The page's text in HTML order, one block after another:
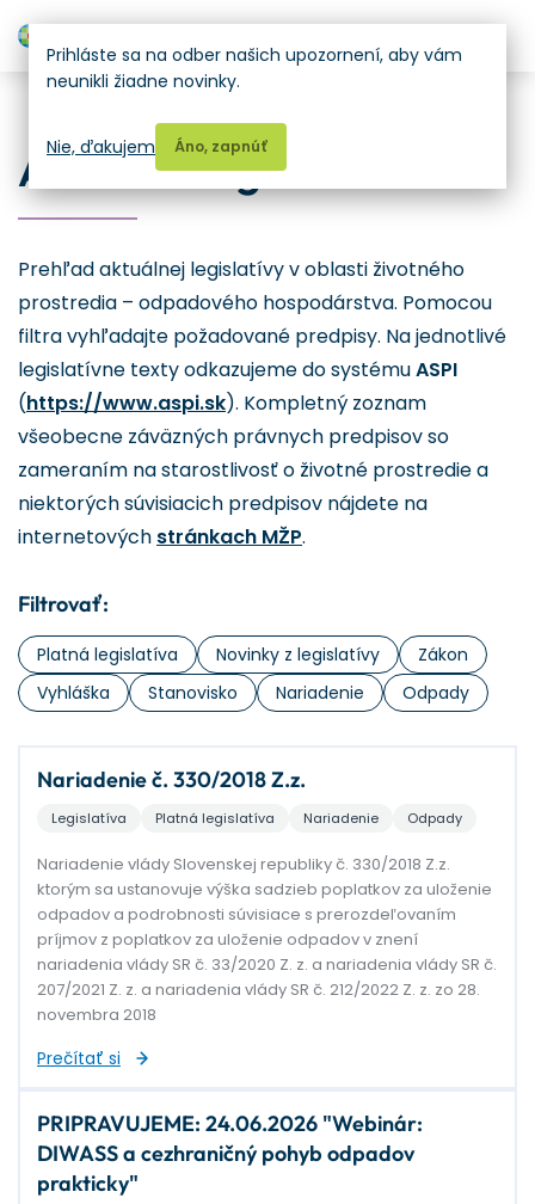
Aktuálna legislatíva
Prehľad aktuálnej legislatívy v oblasti životného
prostredia – odpadového hospodárstva. Pomocou
filtra vyhľadajte požadované predpisy. Na jednotlivé
legislatívne texty odkazujeme do systémuASPI
(https://www.aspi.sk). Kompletný zoznam
všeobecne záväzných právnych predpisov so
zameraním na starostlivosť o životné prostredie a
niektorých súvisiacich predpisov nájdete na
internetových stránkach MŽP.
Filtrovať:
Platná legislatíva Novinky z legislatívy
Zákon
Vyhláška
Stanovisko Nariadenie Odpady
Nariadenie č. 330/2018 Z.z.
Legislatíva Platná legislatíva Nariadenie Odpady
Nariadenie vlády Slovenskej republiky č. 330/2018 Z.z.
ktorým sa ustanovuje výška sadzieb poplatkov za uloženie
odpadov a podrobnosti súvisiace s prerozdeľovaním
príjmov z poplatkov za uloženie odpadov v znení
nariadenia vlády SR č. 33/2020 Z. z. a nariadenia vlády SR č.
207/2021 Z. z. a nariadenia vlády SR č. 212/2022 Z. z. zo 28.
novembra 2018
Prečítať si
PRIPRAVUJEME: 24.06.2026 "Webinár:
DIWASS a cezhraničný pohyb odpadov
prakticky"
Prihláste sa na odber našich upozornení, aby vám
neunikli žiadne novinky.
Áno, zapnúť
Nie, ďakujem